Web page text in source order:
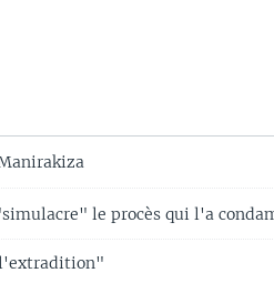
le procès qui l'a